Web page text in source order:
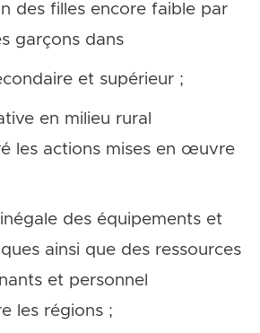
des filles encore faible par
garçons dans
et supérieur ;
en milieu rural
les actions mises en œuvre
des équipements et
ainsi que des ressources
et personnel
les régions ;